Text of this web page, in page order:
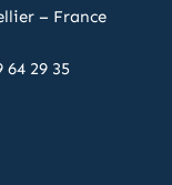
– France
64 29 35